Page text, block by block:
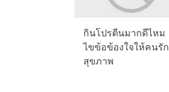
กินโปรตีนมากดีไหม
ไขข้อข้องใจให้คนรัก
สุขภาพ